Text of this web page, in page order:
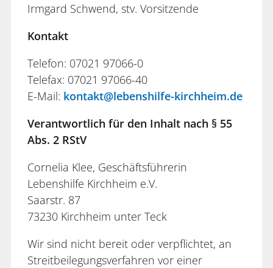
Irmgard Schwend, stv. Vorsitzende
Kontakt
Telefon: 07021 97066-0
Telefax: 07021 97066-40
E-Mail: kontakt@lebenshilfe-kirchheim.de
Verantwortlich für den Inhalt nach § 55
Abs. 2 RStV
Cornelia Klee, Geschäftsführerin
Lebenshilfe Kirchheim e.V.
Saarstr. 87
73230 Kirchheim unter Teck
Wir sind nicht bereit oder verpflichtet, an
Streitbeilegungsverfahren vor einer